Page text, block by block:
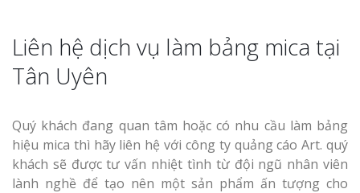
Liên hệ dịch vụ làm bảng mica tại
Tân Uyên
Quý khách đang quan tâm hoặc có nhu cầu làm bảng
hiệu mica thì hãy liên hệ với công ty quảng cáo Art. quý
khách sẽ được tư vấn nhiệt tình từ đội ngũ nhân viên
lành nghề để tạo nên một sản phẩm ấn tượng cho